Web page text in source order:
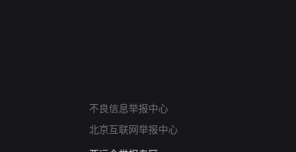
不良信息举报中心
北京互联网举报中心
算法推荐专项举报